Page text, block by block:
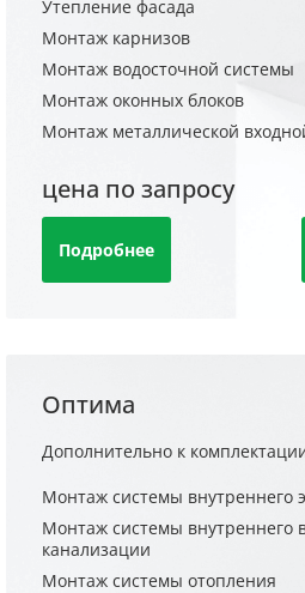
Утепление фасада
Монтаж карнизов
Монтаж водосточной системы
Монтаж оконных блоков
Монтаж металлической
цена по запросу
Подробнее
Оптима
Дополнительно к
Монтаж системы внутреннего
Монтаж системы внутреннего
канализации
Монтаж системы отопления